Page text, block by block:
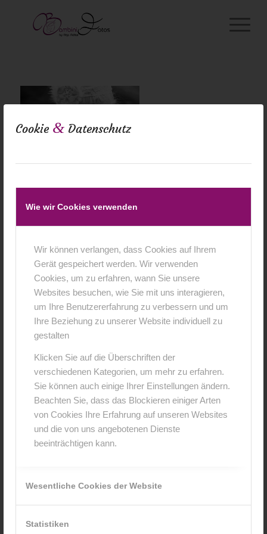
Cookie & Datenschutz
Wie wir Cookies verwenden
Wir können verlangen, dass Cookies auf Ihrem
Gerät gespeichert werden. Wir verwenden
Cookies, um zu erfahren, wann Sie unsere
Websites besuchen, wie Sie mit uns interagieren,
um Ihre Benutzererfahrung zu verbessern und um
Ihre Beziehung zu unserer Website individuell zu
gestalten
Klicken Sie auf die Überschriften der
verschiedenen Kategorien, um mehr zu erfahren.
Sie können auch einige Ihrer Einstellungen ändern.
Beachten Sie, dass das Blockieren einiger Arten
von Cookies Ihre Erfahrung auf unseren Websites
und die von uns angebotenen Dienste
beeinträchtigen kann.
Wesentliche Cookies der Website
Statistiken
0
KOMMENTARE
Hinterlasse einen Kommentar
Hinterlasse uns deinen Kommentar!
Name*